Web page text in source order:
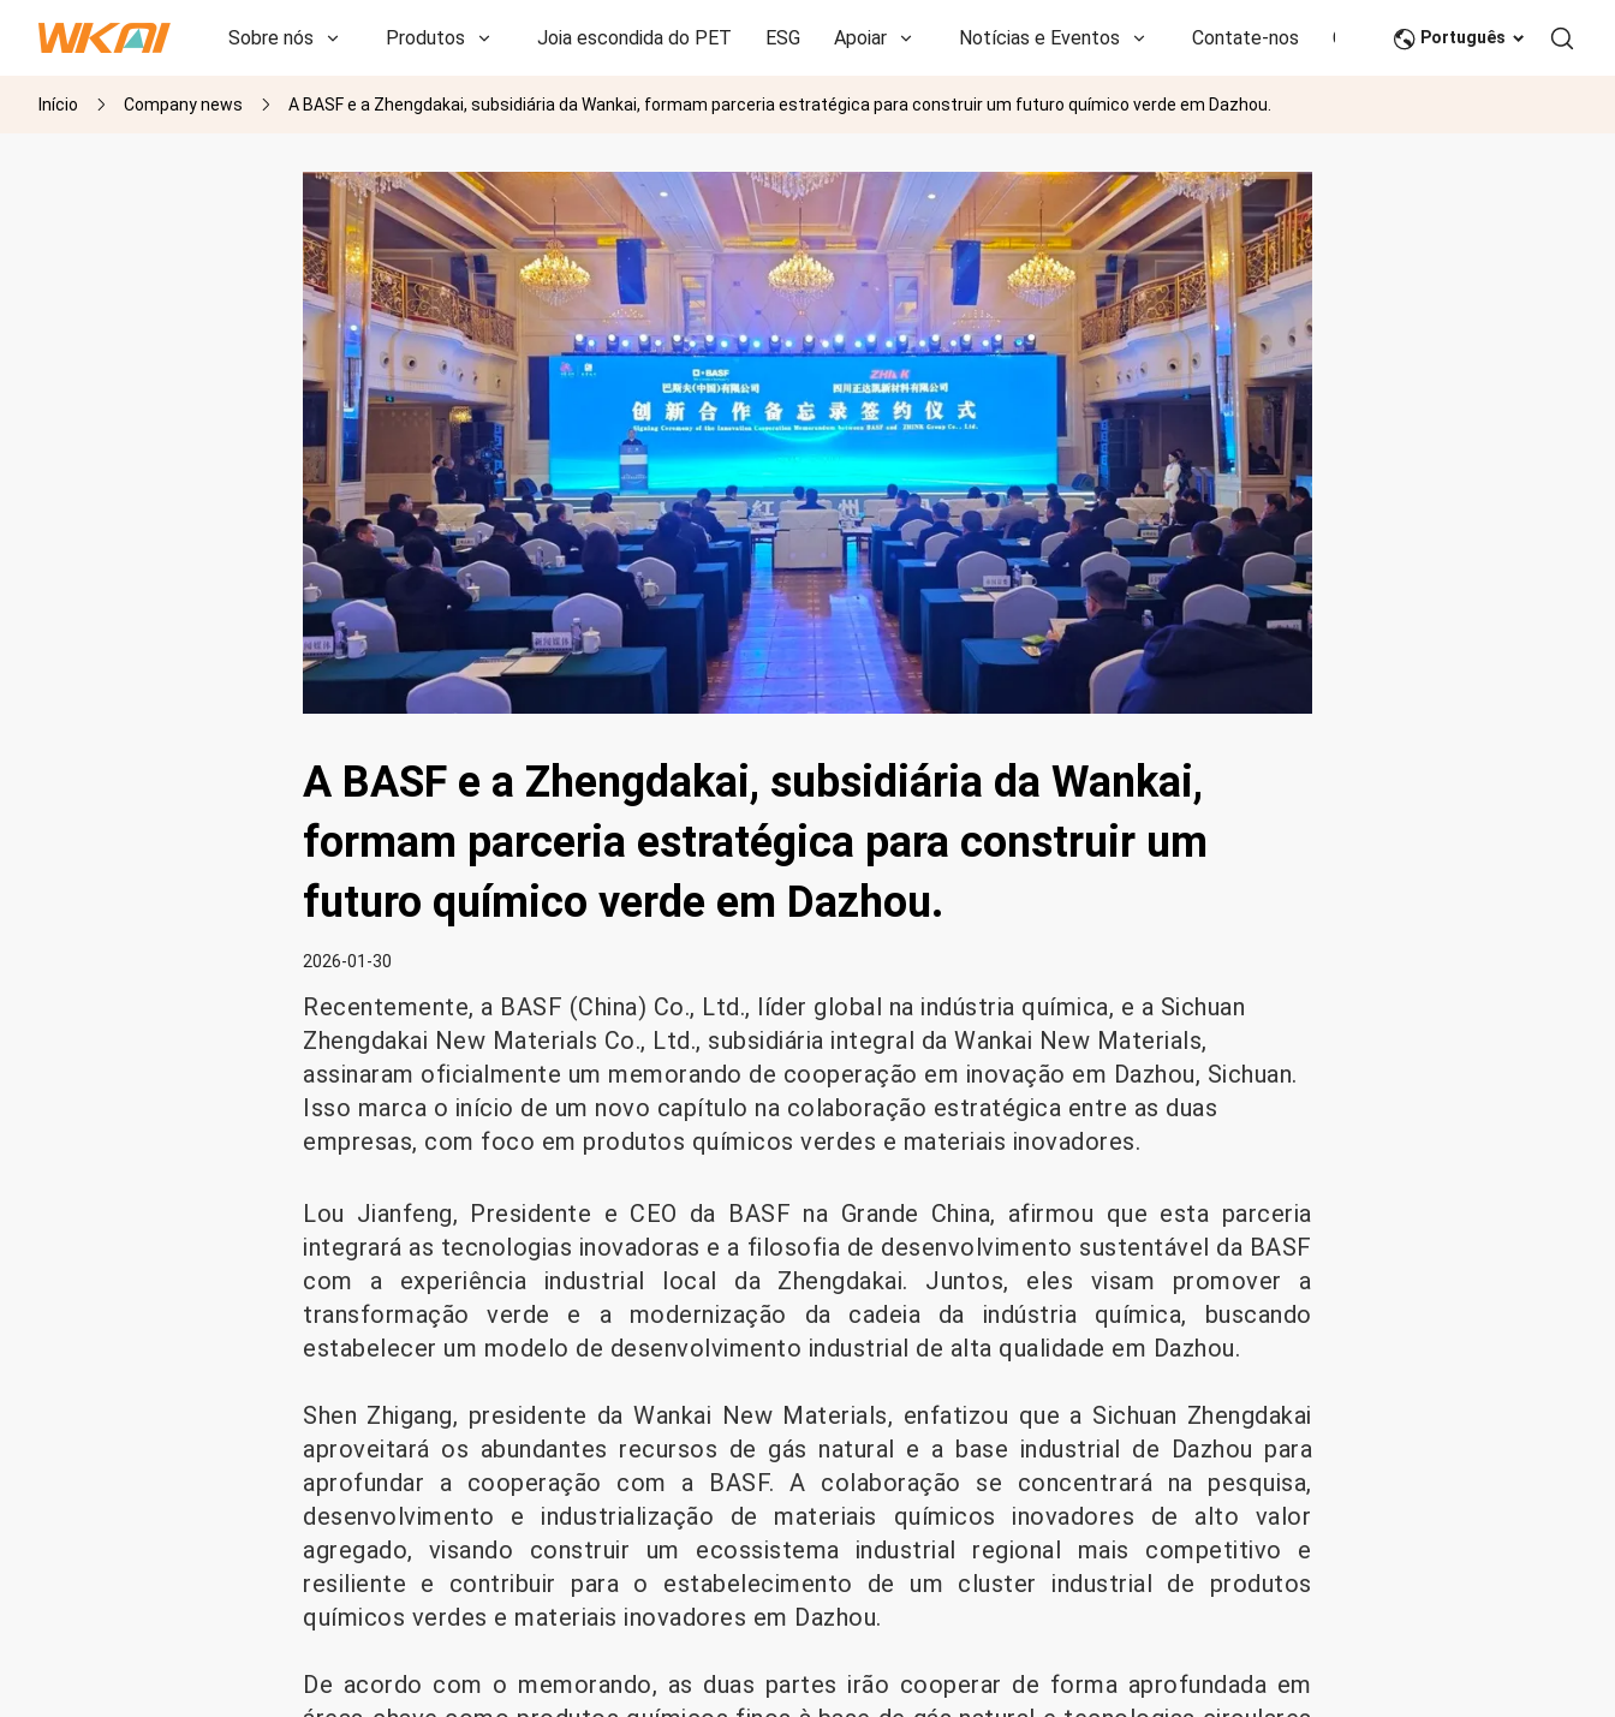
Sobre nós Produtos Joia escondida do PET ESG Apoiar Notícias e Eventos Contate-nos CN
P&D
Português
Início Company news A BASF e a Zhengdakai, subsidiária da Wankai, formam parceria estratégica para construir um futuro químico verde em Dazhou.
A BASF e a Zhengdakai, subsidiária da Wankai,
formam parceria estratégica para construir um
futuro químico verde em Dazhou.
2026-01-30
Recentemente, a BASF (China) Co., Ltd., líder global na indústria química, e a Sichuan
Zhengdakai New Materials Co., Ltd., subsidiária integral da Wankai New Materials,
assinaram oficialmente um memorando de cooperação em inovação em Dazhou, Sichuan.
Isso marca o início de um novo capítulo na colaboração estratégica entre as duas
empresas, com foco em produtos químicos verdes e materiais inovadores.
Lou Jianfeng, Presidente e CEO da BASF na Grande China, afirmou que esta parceria
integrará as tecnologias inovadoras e a filosofia de desenvolvimento sustentável da BASF
com a experiência industrial local da Zhengdakai. Juntos, eles visam promover a
transformação verde e a modernização da cadeia da indústria química, buscando
estabelecer um modelo de desenvolvimento industrial de alta qualidade em Dazhou.
Shen Zhigang, presidente da Wankai New Materials, enfatizou que a Sichuan Zhengdakai
aproveitará os abundantes recursos de gás natural e a base industrial de Dazhou para
aprofundar a cooperação com a BASF. A colaboração se concentrará na pesquisa,
desenvolvimento e industrialização de materiais químicos inovadores de alto valor
agregado, visando construir um ecossistema industrial regional mais competitivo e
resiliente e contribuir para o estabelecimento de um cluster industrial de produtos
químicos verdes e materiais inovadores em Dazhou.
De acordo com o memorando, as duas partes irão cooperar de forma aprofundada em